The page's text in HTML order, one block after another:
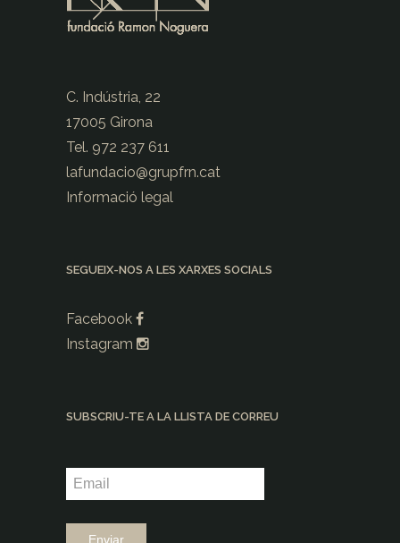
C. Indústria, 22
17005 Girona
Tel. 972 237 611
lafundacio@grupfrn.cat
Informació legal
SEGUEIX-NOS A LES XARXES SOCIALS
Facebook
Instagram
SUBSCRIU-TE A LA LLISTA DE CORREU